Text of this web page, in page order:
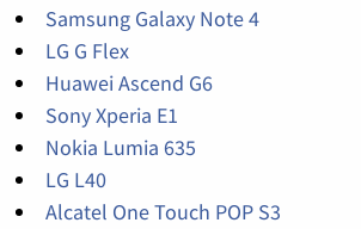
Samsung Galaxy Note 4
LG G Flex
Huawei Ascend G6
Sony Xperia E1
Nokia Lumia 635
LG L40
Alcatel One Touch POP S3